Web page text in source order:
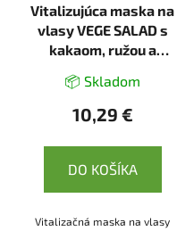
Vitalizujúca maska na
vlasy VEGE SALAD s
kakaom, ružou a
NATURE OF AGIVA
📦 Skladom
10,29 €
DO KOŠÍKA
Vitalizačná maska na vlasy